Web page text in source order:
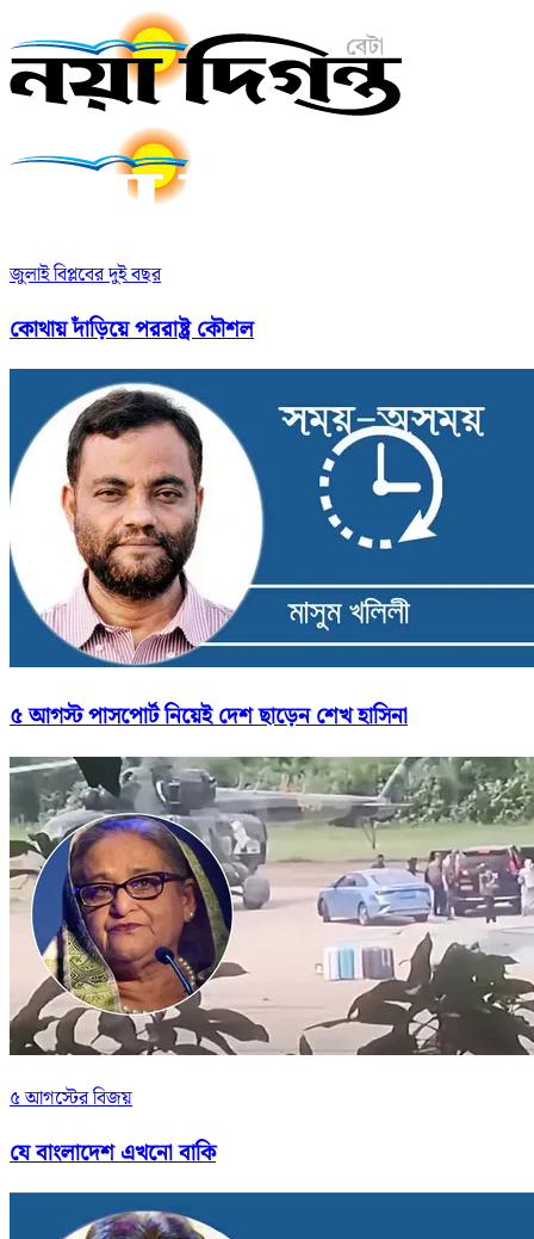
জুলাই বিপ্লবের দুই বছর
কোথায় দাঁড়িয়ে পররাষ্ট্র কৌশল
৫ আগস্ট পাসপোর্ট নিয়েই দেশ ছাড়েন শেখ হাসিনা
৫ আগস্টের বিজয়
যে বাংলাদেশ এখনো বাকি